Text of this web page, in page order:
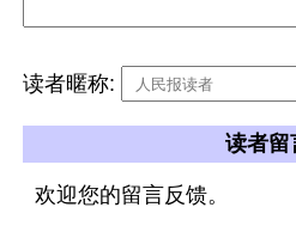
读者暱称:
读者留
欢迎您的留言反馈。